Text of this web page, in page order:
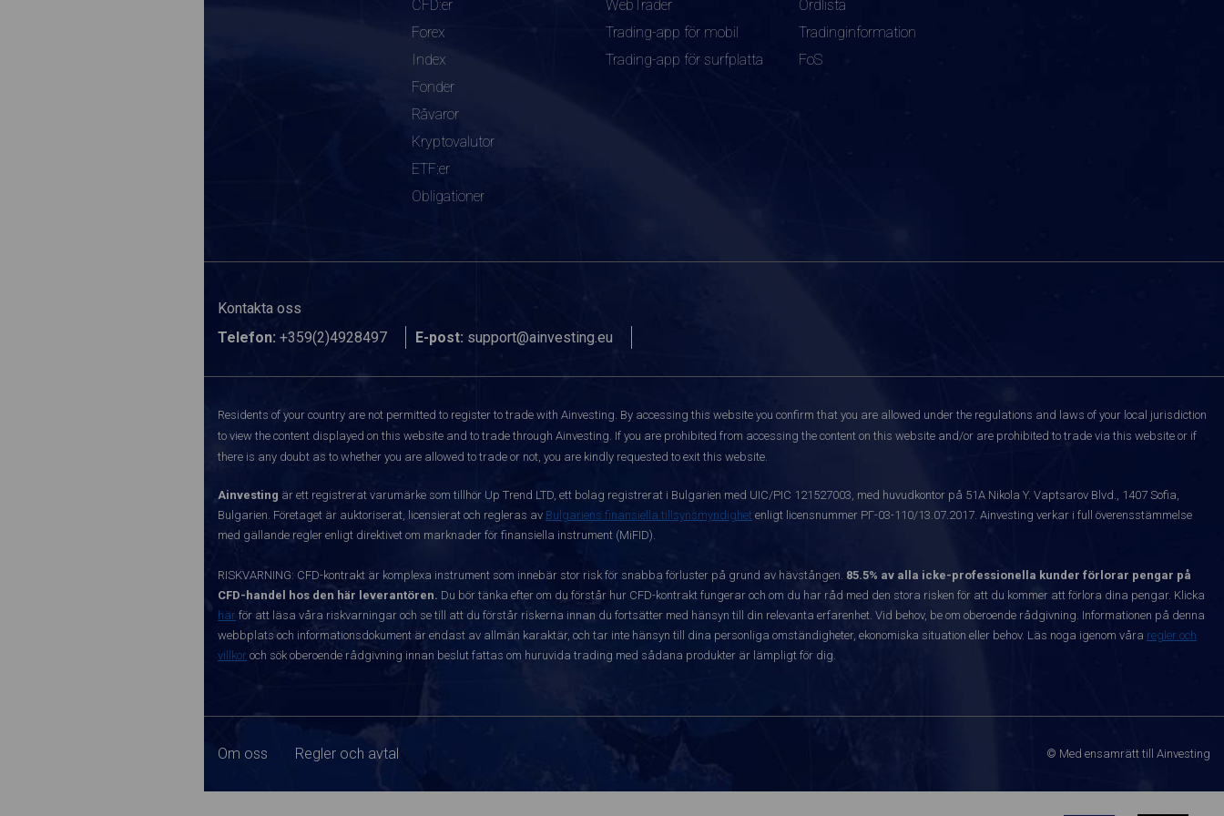
CFD:er
Forex
Index
Fonder
Råvaror
Kryptovalutor
ETF:er
Obligationer
WebTrader
Trading-app för mobil
Trading-app för surfplatta
Ordlista
Tradinginformation
FoS
Kontakta oss
Telefon: +359(2)4928497 E-post: support@ainvesting.eu
Residents of your country are not permitted to register to trade with Ainvesting. By accessing this website you confirm that you are allowed under the regulations and laws of your local jurisdiction
to view the content displayed on this website and to trade through Ainvesting. If you are prohibited from accessing the content on this website and/or are prohibited to trade via this website or if
there is any doubt as to whether you are allowed to trade or not, you are kindly requested to exit this website.
Ainvesting är ett registrerat varumärke som tillhör Up Trend LTD, ett bolag registrerat i Bulgarien med UIC/PIC 121527003, med huvudkontor på 51A Nikola Y. Vaptsarov Blvd., 1407 Sofia,
Bulgarien. Företaget är auktoriserat, licensierat och regleras av Bulgariens finansiella tillsynsmyndighet enligt licensnummer РГ-03-110/13.07.2017. Ainvesting verkar i full överensstämmelse
med gällande regler enligt direktivet om marknader för finansiella instrument (MiFID).
RISKVARNING: CFD-kontrakt är komplexa instrument som innebär stor risk för snabba förluster på grund av hävstången. 85.5% av alla icke-professionella kunder förlorar pengar på
CFD-handel hos den här leverantören. Du bör tänka efter om du förstår hur CFD-kontrakt fungerar och om du har råd med den stora risken för att du kommer att förlora dina pengar. Klicka
här för att läsa våra riskvarningar och se till att du förstår riskerna innan du fortsätter med hänsyn till din relevanta erfarenhet. Vid behov, be om oberoende rådgivning. Informationen på denna
webbplats och informationsdokument är endast av allmän karaktär, och tar inte hänsyn till dina personliga omständigheter, ekonomiska situation eller behov. Läs noga igenom våra regler och
villkor och sök oberoende rådgivning innan beslut fattas om huruvida trading med sådana produkter är lämpligt för dig.
Om oss Regler och avtal © Med ensamrätt till Ainvesting